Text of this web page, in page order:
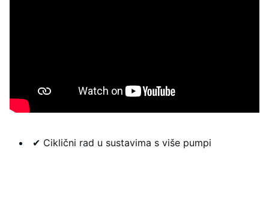
✔ Ciklični rad u sustavima s više pumpi